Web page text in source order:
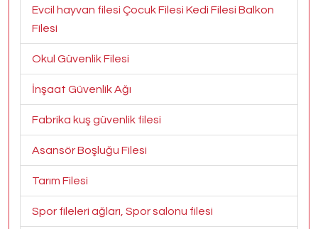
Evcil hayvan filesi Çocuk Filesi Kedi Filesi Balkon
Filesi
Okul Güvenlik Filesi
İnşaat Güvenlik Ağı
Fabrika kuş güvenlik filesi
Asansör Boşluğu Filesi
Tarım Filesi
Spor fileleri ağları, Spor salonu filesi